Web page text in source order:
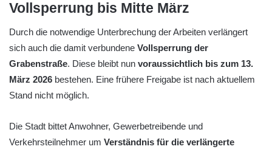
Vollsperrung bis Mitte März
Durch die notwendige Unterbrechung der Arbeiten verlängert
sich auch die damit verbundene Vollsperrung der
Grabenstraße. Diese bleibt nun voraussichtlich bis zum 13.
März 2026 bestehen. Eine frühere Freigabe ist nach aktuellem
Stand nicht möglich.
Die Stadt bittet Anwohner, Gewerbetreibende und
Verkehrsteilnehmer um Verständnis für die verlängerte